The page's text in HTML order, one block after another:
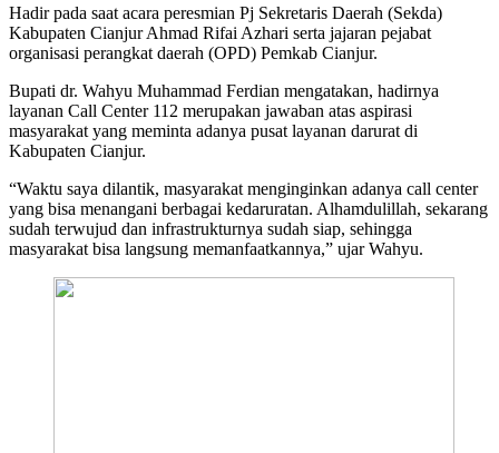
Hadir pada saat acara peresmian Pj Sekretaris Daerah (Sekda)
Kabupaten Cianjur Ahmad Rifai Azhari serta jajaran pejabat
organisasi perangkat daerah (OPD) Pemkab Cianjur.
Bupati dr. Wahyu Muhammad Ferdian mengatakan, hadirnya
layanan Call Center 112 merupakan jawaban atas aspirasi
masyarakat yang meminta adanya pusat layanan darurat di
Kabupaten Cianjur.
“Waktu saya dilantik, masyarakat menginginkan adanya call center
yang bisa menangani berbagai kedaruratan. Alhamdulillah, sekarang
sudah terwujud dan infrastrukturnya sudah siap, sehingga
masyarakat bisa langsung memanfaatkannya,” ujar Wahyu.